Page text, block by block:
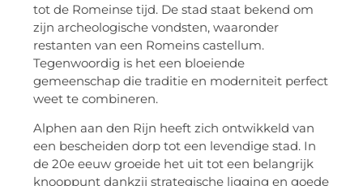
tot de Romeinse tijd. De stad staat bekend om
zijn archeologische vondsten, waaronder
restanten van een Romeins castellum.
Tegenwoordig is het een bloeiende
gemeenschap die traditie en moderniteit perfect
weet te combineren.
Alphen aan den Rijn heeft zich ontwikkeld van
een bescheiden dorp tot een levendige stad. In
de 20e eeuw groeide het uit tot een belangrijk
knooppunt dankzij strategische ligging en goede